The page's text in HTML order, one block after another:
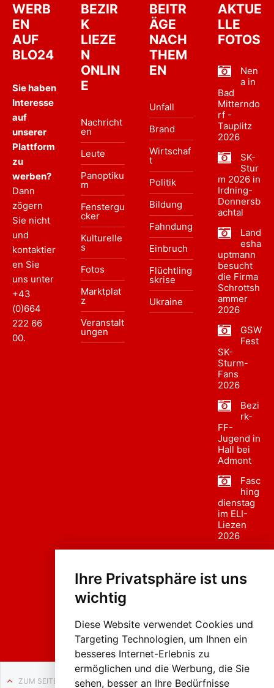
Ihre Privatsphäre ist uns
wichtig
Diese Website verwendet Cookies und
Targeting Technologien, um Ihnen ein
besseres Internet-Erlebnis zu
ermöglichen und die Werbung, die Sie
sehen, besser an Ihre Bedürfnisse
WERB
EN
AUF
BLO24
Sie haben
Interesse
auf
unserer
Plattform
zu
werben?
Dann
zögern
Sie nicht
und
kontaktier
en Sie
uns unter
+43
(0)664
222 66
00.
BEZIR
K
LIEZE
N
ONLIN
E
Nachricht
en
Leute
Panoptiku
m
Fenstergu
cker
Kulturelle
s
Fotos
Marktplat
z
Veranstalt
ungen
BEITR
ÄGE
NACH
THEM
EN
Unfall
Brand
Wirtschaf
t
Politik
Bildung
Fahndung
Einbruch
Flüchtling
skrise
Ukraine
AKTUE
LLE
FOTOS
Nen
a in
Bad
Mitterndo
rf -
Tauplitz
2026
SK-
Stur
m 2026 in
Irdning-
Donnersb
achtal
Land
esha
uptmann
besucht
die Firma
Schrottsh
ammer
2026
GSW
Fest
SK-
Sturm-
Fans
2026
Bezi
rk-
FF-
Jugend in
Hall bei
Admont
Fasc
hing
dienstag
im ELI-
Liezen
2026
sumzug
Liezen
ZUM SEITENANFANG